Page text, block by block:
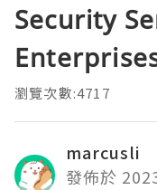
Security
瀏覽次數:4717
marcusli
發佈於